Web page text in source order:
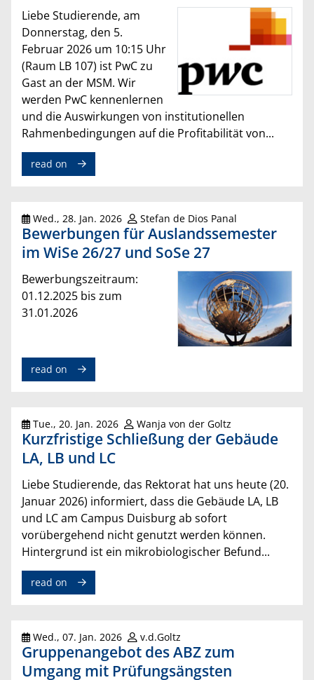
Liebe Studierende, am
Donnerstag, den 5.
Februar 2026 um 10:15 Uhr
(Raum LB 107) ist PwC zu
Gast an der MSM. Wir
werden PwC kennenlernen
und die Auswirkungen von institutionellen
Rahmenbedingungen auf die Profitabilität von...
read on
Wed., 28. Jan. 2026 Stefan de Dios Panal
Bewerbungen für Auslandssemester
im WiSe 26/27 und SoSe 27
Bewerbungszeitraum:
01.12.2025 bis zum
31.01.2026
read on
Tue., 20. Jan. 2026 Wanja von der Goltz
Kurzfristige Schließung der Gebäude
LA, LB und LC
Liebe Studierende, das Rektorat hat uns heute (20.
Januar 2026) informiert, dass die Gebäude LA, LB
und LC am Campus Duisburg ab sofort
vorübergehend nicht genutzt werden können.
Hintergrund ist ein mikrobiologischer Befund...
read on
Wed., 07. Jan. 2026 v.d.Goltz
Gruppenangebot des ABZ zum
Umgang mit Prüfungsängsten